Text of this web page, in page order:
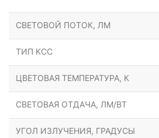
СВЕТОВОЙ ПОТОК, ЛМ
ТИП КСС
ЦВЕТОВАЯ ТЕМПЕРАТУРА, К
СВЕТОВАЯ ОТДАЧА, ЛМ/ВТ
УГОЛ ИЗЛУЧЕНИЯ, ГРАДУСЫ